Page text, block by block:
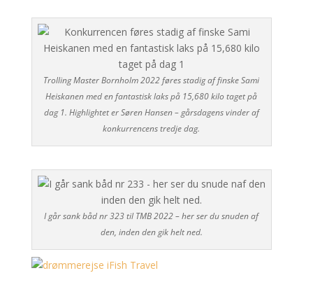
Trolling Master Bornholm 2022 føres stadig af finske Sami
Heiskanen med en fantastisk laks på 15,680 kilo taget på
dag 1. Highlightet er Søren Hansen – gårsdagens vinder af
konkurrencens tredje dag.
I går sank båd nr 323 til TMB 2022 – her ser du snuden af
den, inden den gik helt ned.